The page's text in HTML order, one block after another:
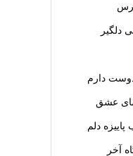
دلگیر
دارم
عشق
دلم
آخر